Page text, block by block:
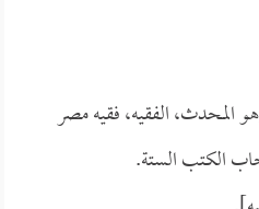
المحدث، الفقيه، فقيه مصر
الكتب الستة.